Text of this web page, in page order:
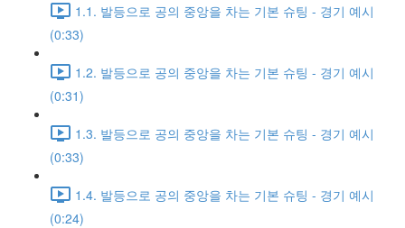
1.1. 발등으로 공의 중앙을 차는 기본 슈팅 - 경기 예시
(0:33)
1.2. 발등으로 공의 중앙을 차는 기본 슈팅 - 경기 예시
(0:31)
1.3. 발등으로 공의 중앙을 차는 기본 슈팅 - 경기 예시
(0:33)
1.4. 발등으로 공의 중앙을 차는 기본 슈팅 - 경기 예시
(0:24)